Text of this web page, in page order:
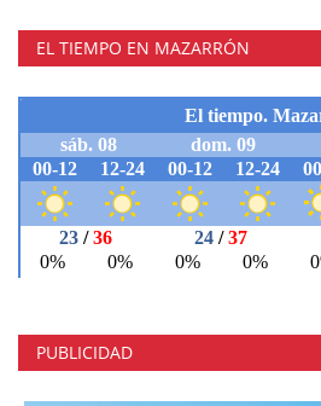
EL TIEMPO EN MAZARRÓN
PUBLICIDAD